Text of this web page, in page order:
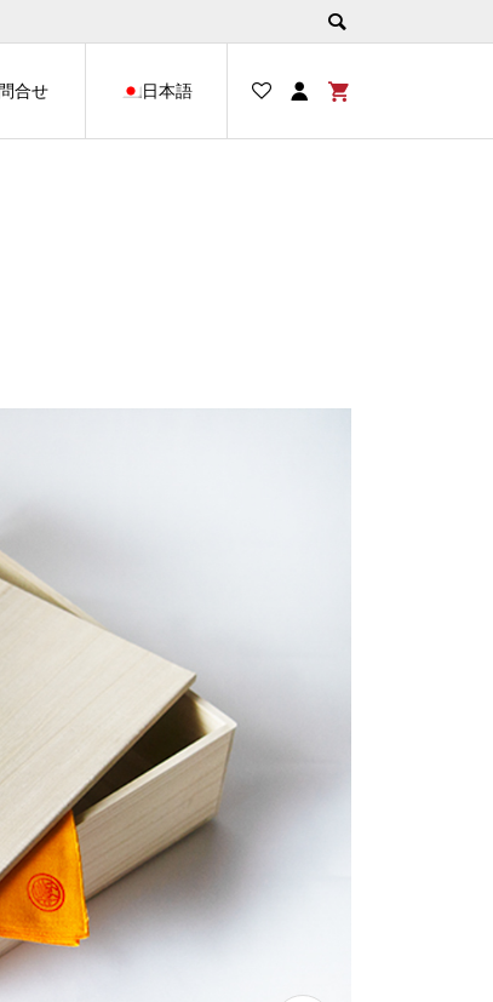
合せ 日本語